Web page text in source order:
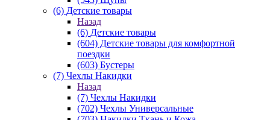
(6) Детские товары
Назад
(6) Детские товары
(604) Детские товары для комфортной
поездки
(603) Бустеры
(7) Чехлы Накидки
Назад
(7) Чехлы Накидки
(702) Чехлы Универсальные